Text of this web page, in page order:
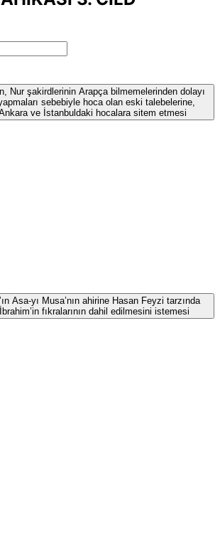
Nur şakirdlerinin Arapça bilmemelerinden dolayı
sebebiyle hoca olan eski talebelerine,
ve İstanbuldaki hocalara sitem etmesi
Asa-yı Musa’nın ahirine Hasan Feyzi tarzında
fıkralarının dahil edilmesini istemesi